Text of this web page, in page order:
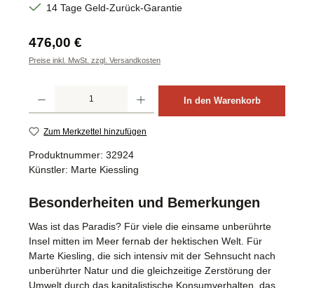
14 Tage Geld-Zurück-Garantie
Regulärer Preis:
476,00 €
Preise inkl. MwSt. zzgl. Versandkosten
In den Warenkorb
Zum Merkzettel hinzufügen
Produktnummer: 32924
Künstler: Marte Kiessling
Besonderheiten und Bemerkungen
Was ist das Paradis? Für viele die einsame unberührte
Insel mitten im Meer fernab der hektischen Welt. Für
Marte Kiesling, die sich intensiv mit der Sehnsucht nach
unberührter Natur und die gleichzeitige Zerstörung der
Umwelt durch das kapitalistische Konsumverhalten, das